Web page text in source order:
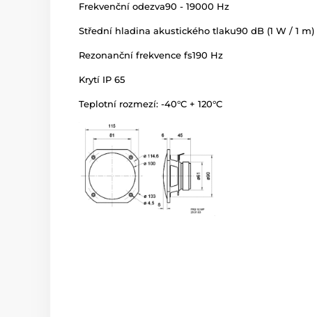
Frekvenční odezva90 - 19000 Hz
Střední hladina akustického tlaku90 dB (1 W / 1 m)
Rezonanční frekvence fs190 Hz
Krytí IP 65
Teplotní rozmezí: -40°C + 120°C